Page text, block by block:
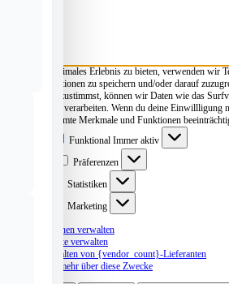
Um dir ein optimales Erlebnis zu bieten, verwenden wir
Geräteinformationen zu speichern und/oder darauf
Technologien zustimmst, können wir Daten wie das
dieser Website verarbeiten. Wenn du deine Einwillligung
können bestimmte Merkmale und Funktionen
Funktional Immer aktiv
Präferenzen
Statistiken
Marketing
Optionen verwalten
Dienste verwalten
Verwalten von {vendor_count}-Lieferanten
Lese mehr über diese Zwecke